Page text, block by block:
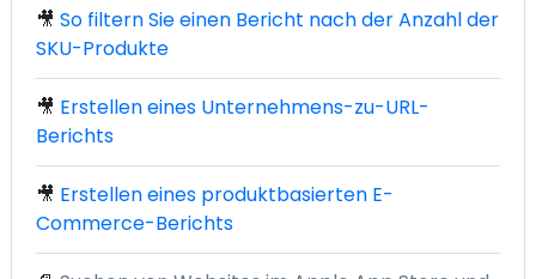
🎥 So filtern Sie einen Bericht nach der Anzahl der
SKU-Produkte
🎥 Erstellen eines Unternehmens-zu-URL-
Berichts
🎥 Erstellen eines produktbasierten E-
Commerce-Berichts